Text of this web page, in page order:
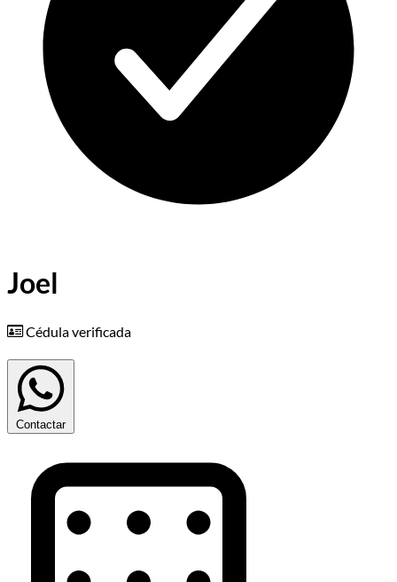
Joel
Cédula verificada
Contactar